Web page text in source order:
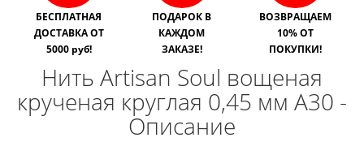
БЕСПЛАТНАЯ
ДОСТАВКА ОТ
5000 руб!
ПОДАРОК В
КАЖДОМ
ЗАКАЗЕ!
ВОЗВРАЩАЕМ
10% ОТ
ПОКУПКИ!
Нить Artisan Soul вощеная
крученая круглая 0,45 мм A30 -
Описание